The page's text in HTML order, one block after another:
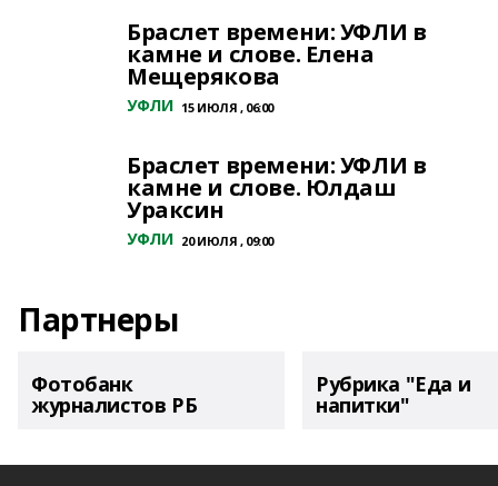
Браслет времени: УФЛИ в
камне и слове. Елена
Мещерякова
УФЛИ 15 ИЮЛЯ , 06:00
Браслет времени: УФЛИ в
камне и слове. Юлдаш
Ураксин
УФЛИ 20 ИЮЛЯ , 09:00
Партнеры
Фотобанк
журналистов РБ
Рубрика "Еда и
напитки"